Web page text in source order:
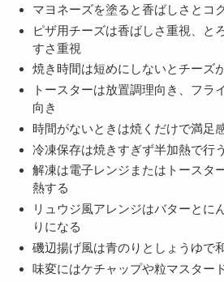
マヨネーズを塗ると香ばしさとコ
ピザ用チーズは香ばしさ重視、と
すさ重視
焼き時間は短めにしないとチーズ
トースターは放置調理向き、フラ
向き
時間がないときは焼くだけで満足
冷凍保存は焼きすぎず半加熱で行
解凍は電子レンジまたはトースタ
熱する
リュウジ風アレンジはバターとに
りになる
磯辺揚げ風は青のりとしょうゆで
味変にはケチャップや粒マスター